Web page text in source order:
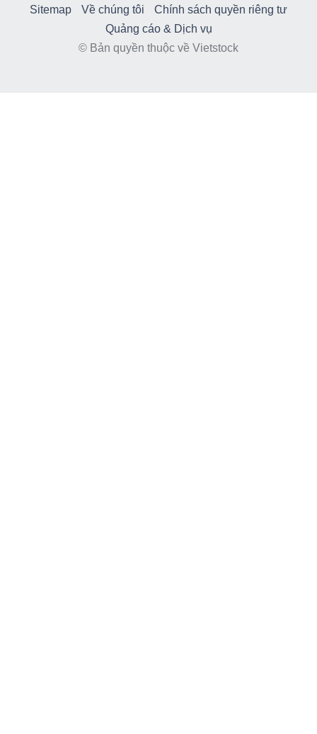
Sitemap Về chúng tôi
Chính sách quyền riêng tư
Quảng cáo & Dịch vụ
© Bản quyền thuộc về Vietstock